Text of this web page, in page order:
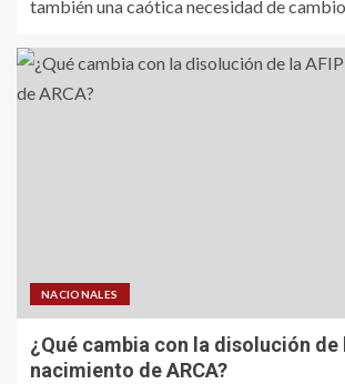
también una caótica necesidad de
NACIONALES
¿Qué cambia con la disolución de
nacimiento de ARCA?